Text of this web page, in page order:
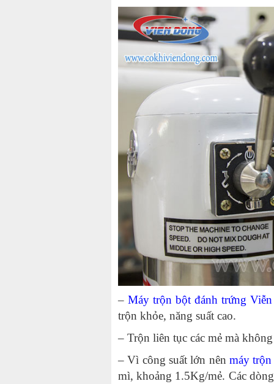
–Máy trộn bột đánh trứng
trộn khỏe, năng suất cao.
– Trộn liên tục các mẻ mà
– Vì công suất lớn nên máy
mì, khoảng 1.5Kg/mẻ. Các